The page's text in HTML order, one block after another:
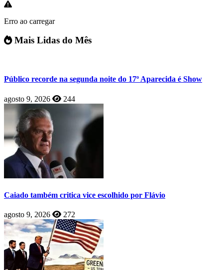
Erro ao carregar
Mais Lidas do Mês
Público recorde na segunda noite do 17º Aparecida é Show
agosto 9, 2026 244
Caiado também critica vice escolhido por Flávio
agosto 9, 2026 272